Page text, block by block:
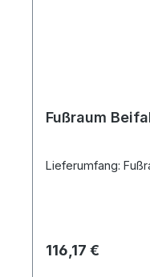
Fußraum
Lieferumfang:
Regulärer Preis:
116,17 €